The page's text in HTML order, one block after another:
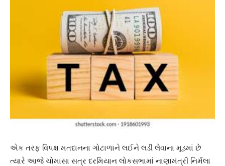
એક તરફ વિપક્ષ મતદાનના ગોટાળાને લઈને લડી લેવાના મૂડમાં છે
ત્યારે આજે ચોમાસા સત્ર દરમિયાન લોકસભામાં નાણામંત્રી નિર્મલા